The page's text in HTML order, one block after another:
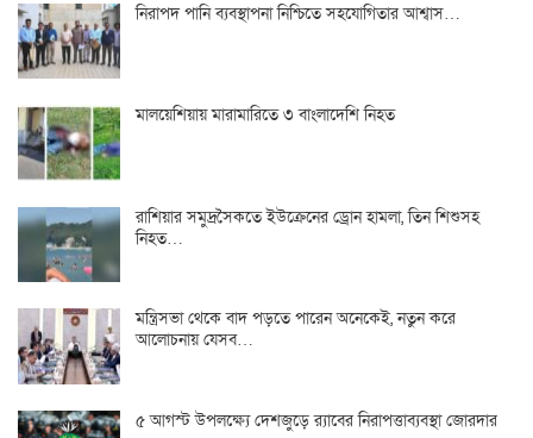
নিরাপদ পানি ব্যবস্থাপনা নিশ্চিতে সহযোগিতার আশ্বাস…
মালয়েশিয়ায় মারামারিতে ৩ বাংলাদেশি নিহত
রাশিয়ার সমুদ্রসৈকতে ইউক্রেনের ড্রোন হামলা, তিন শিশুসহ
নিহত…
মন্ত্রিসভা থেকে বাদ পড়তে পারেন অনেকেই, নতুন করে
আলোচনায় যেসব…
৫ আগস্ট উপলক্ষ্যে দেশজুড়ে র‌্যাবের নিরাপত্তাব্যবস্থা জোরদার